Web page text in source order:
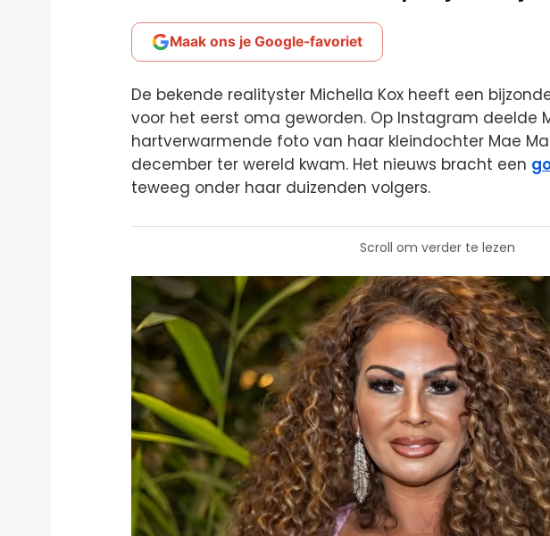
Maak ons je Google-favoriet
De bekende realityster Michella Kox heeft een
voor het eerst oma geworden. Op Instagram deelde
hartverwarmende foto van haar kleindochter Mae
december ter wereld kwam. Het nieuws bracht een
teweeg onder haar duizenden volgers.
Scroll om verder te lezen